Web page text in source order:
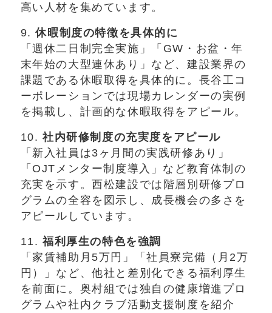
高い人材を集めています。
9.休暇制度の特徴を具体的に
「週休二日制完全実施」「GW・お盆・年
末年始の大型連休あり」など、建設業界の
課題である休暇取得を具体的に。長谷工コ
ーポレーションでは現場カレンダーの実例
を掲載し、計画的な休暇取得をアピール。
10. 社内研修制度の充実度をアピール
「新入社員は3ヶ月間の実践研修あり」
「OJTメンター制度導入」など教育体制の
充実を示す。西松建設では階層別研修プロ
グラムの全容を図示し、成長機会の多さを
アピールしています。
11. 福利厚生の特色を強調
「家賃補助月5万円」「社員寮完備（月2万
円）」など、他社と差別化できる福利厚生
を前面に。奥村組では独自の健康増進プロ
グラムや社内クラブ活動支援制度を紹介